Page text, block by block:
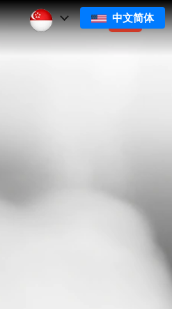
中文简体
订阅